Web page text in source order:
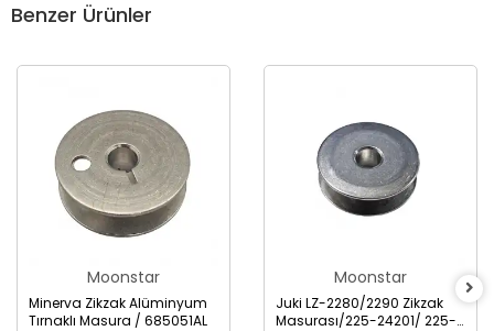
Benzer Ürünler
Moonstar
Minerva Zikzak Alüminyum
Tırnaklı Masura / 685051AL
Moonstar
Juki LZ-2280/2290 Zikzak
Masurası/225-24201/ 225-